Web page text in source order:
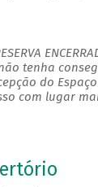
tenha
do
com lugar